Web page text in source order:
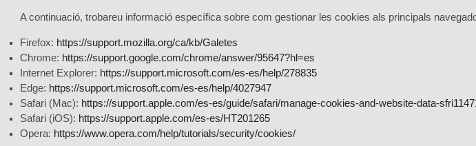
A continuació, trobareu informació específica sobre com gestionar les cookies als principals
Firefox: https://support.mozilla.org/ca/kb/Galetes
Chrome: https://support.google.com/chrome/answer/95647?hl=es
Internet Explorer: https://support.microsoft.com/es-es/help/278835
Edge: https://support.microsoft.com/es-es/help/4027947
Safari (Mac): https://support.apple.com/es-es/guide/safari/manage-cookies-and-website-data-
Safari (iOS): https://support.apple.com/es-es/HT201265
Opera: https://www.opera.com/help/tutorials/security/cookies/